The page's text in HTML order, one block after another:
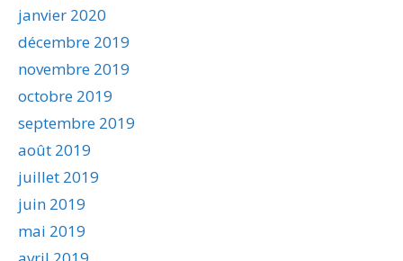
janvier 2020
décembre 2019
novembre 2019
octobre 2019
septembre 2019
août 2019
juillet 2019
juin 2019
mai 2019